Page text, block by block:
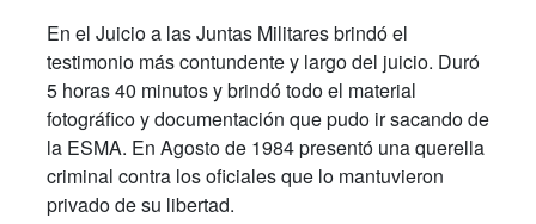
En el Juicio a las Juntas Militares brindó el
testimonio más contundente y largo del juicio. Duró
5 horas 40 minutos y brindó todo el material
fotográfico y documentación que pudo ir sacando de
la ESMA. En Agosto de 1984 presentó una querella
criminal contra los oficiales que lo mantuvieron
privado de su libertad.